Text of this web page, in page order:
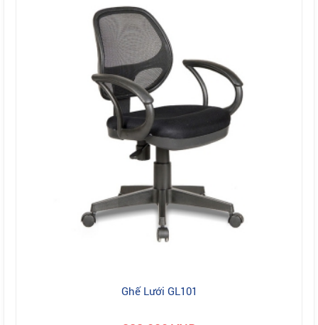
Ghế Lưới GL101